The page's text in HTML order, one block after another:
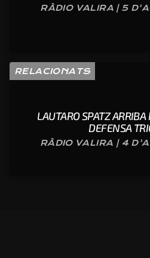
RÀDIO VALIRA | 5
RELACIONATS
LAUTARO SPATZ ARRIBA
DEFENSA
RÀDIO VALIRA | 4